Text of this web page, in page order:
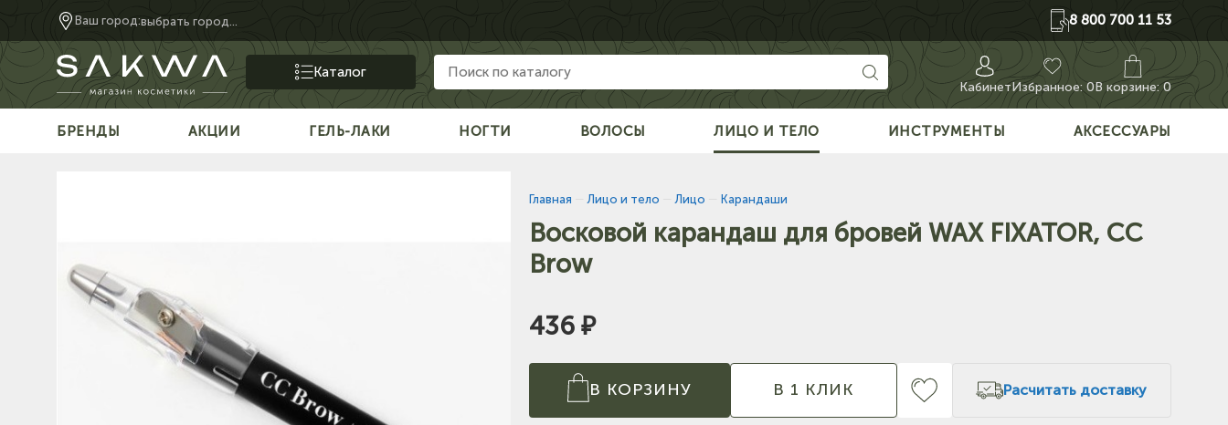
Ваш город:выбрать город... 8 800 700 11 53
Каталог
КабинетИзбранное:0В корзине: 0
БРЕНДЫ АКЦИИ ГЕЛЬ-ЛАКИ НОГТИ ВОЛОСЫ ЛИЦО И ТЕЛО ИНСТРУМЕНТЫ АКСЕССУАРЫ
Главная Лицо и тело Лицо Карандаши
Восковой карандаш для бровей WAX FIXATOR, CC
Brow
436 ₽
В КОРЗИНУ В 1 КЛИК Расчитать доставку